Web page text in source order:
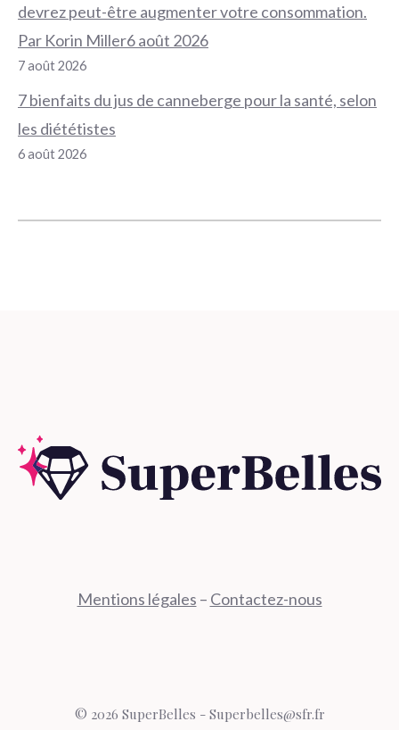
devrez peut-être augmenter votre consommation.
Par Korin Miller6 août 2026
7 août 2026
7 bienfaits du jus de canneberge pour la santé, selon
les diététistes
6 août 2026
Mentions légales – Contactez-nous
© 2026 SuperBelles - Superbelles@sfr.fr